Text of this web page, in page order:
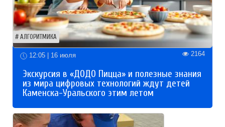
АЛГОРИТМИКА
12:05 | 16 июля 2164
Экскурсия в «ДОДО Пицца» и полезные знания
из мира цифровых технологий ждут детей
Каменска-Уральского этим летом